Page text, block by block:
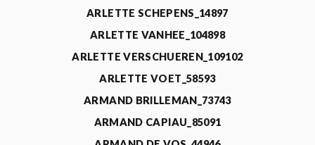
ARLETTE SCHEPENS_14897
ARLETTE VANHEE_104898
ARLETTE VERSCHUEREN_109102
ARLETTE VOET_58593
ARMAND BRILLEMAN_73743
ARMAND CAPIAU_85091